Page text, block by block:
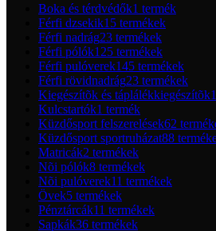
Boka és térdvédők1 termék
Férfi dzsekik15 termékek
Férfi nadrág23 termékek
Férfi pólók125 termékek
Férfi pulóverek145 termékek
Férfi rövidnadrág23 termékek
Kiegészítõk és táplálékkiegészítõk
Kulcstartók1 termék
Küzdősport felszerelések62
Küzdősport sportruházat88
Matricák2 termékek
Nõi pólók8 termékek
Nõi pulóverek11 termékek
Övek5 termékek
Pénztárcák11 termékek
Sapkák36 termékek